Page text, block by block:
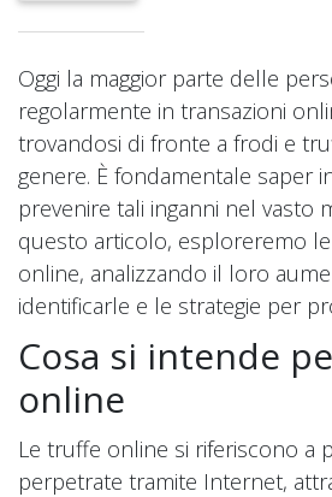
Oggi la maggior parte delle
regolarmente in transazioni
trovandosi di fronte a frodi e
genere. È fondamentale saper
prevenire tali inganni nel vasto
questo articolo, esploreremo
online, analizzando il loro
identificarle e le strategie per
Cosa si intende
online
Le truffe online si riferiscono a
perpetrate tramite Internet,